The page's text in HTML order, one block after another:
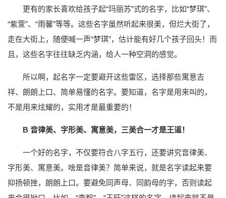
更有的家长喜欢给孩子起“玛丽苏”式的名字，比如“梦琪”、
“紫萱”、“雨馨”等等。这些名字虽然听起来很美，但烂大街了，
走在大街上，随便喊一声“梦琪”，估计能有好几个孩子回头！而
且，这些名字往往缺乏内涵，给人一种空洞的感觉。
所以啊，起名字一定要避开这些雷区，选择那些寓意吉
祥、朗朗上口、简单易懂的名字。要知道，名字是用来叫的，
不是用来炫耀的，实用才是最重要的！
B 音律美、字形美、寓意美，三美合一才是王道！
一个好的名字，不仅要符合八字五行，还要讲究音律美、
字形美、寓意美。啥是音律美？简单来说，就是名字读起来要
抑扬顿挫，朗朗上口。要避免同声母、同韵母的字，否则读起